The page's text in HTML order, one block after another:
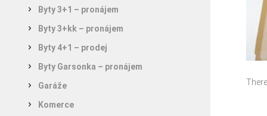
Byty 3+1 – pronájem
Byty 3+kk – pronájem
Byty 4+1 – prodej
Byty Garsonka – pronájem
Garáže
Komerce